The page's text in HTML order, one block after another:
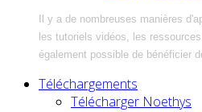
Il y a de nombreuses manières
les tutoriels vidéos, les
également possible de bénéficier
Téléchargements
Télécharger Noethys